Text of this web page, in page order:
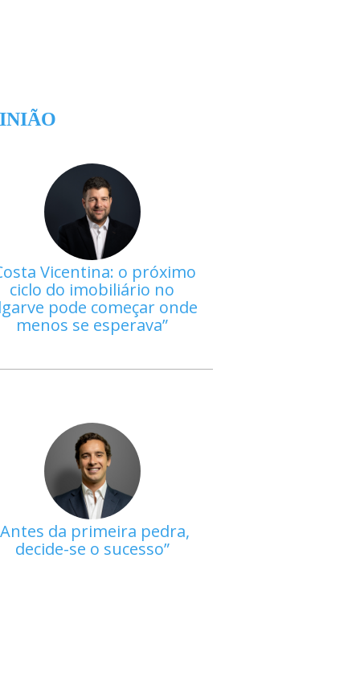
Vicentina: o próximo
ciclo do imobiliário no
pode começar onde
menos se esperava
Antes da primeira pedra,
decide-se o sucesso